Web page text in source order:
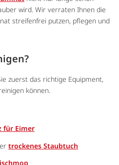
wird. Wir verraten Ihnen die
streifenfrei putzen, pflegen und
zuerst das richtige Equipment,
können.
für Eimer
trockenes Staubtuch